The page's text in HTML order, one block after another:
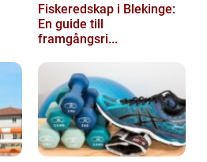
Fiskeredskap i Blekinge:
En guide till
framgångsri...